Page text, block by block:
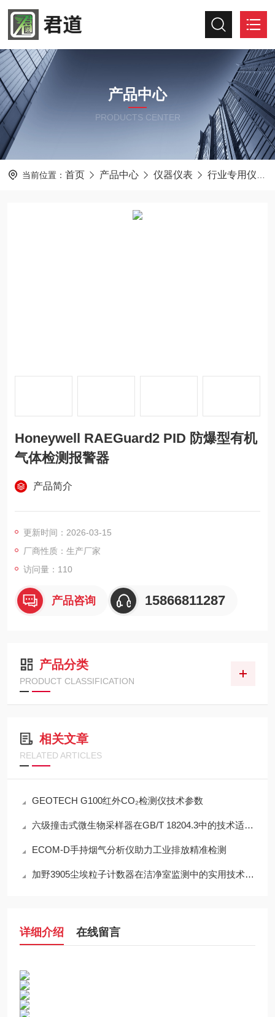
产品中心
PRODUCTS CENTER
当前位置： 首页 产品中心 仪器仪表 行业专用仪器仪表
Honeywell RAEGuard2 PID 防爆型有机
气体检测报警器
产品简介
更新时间：2026-03-15
厂商性质：生产厂家
访问量：110
产品咨询 15866811287
产品分类
PRODUCT CLASSIFICATION
相关文章
RELATED ARTICLES
GEOTECH G100红外CO₂检测仪技术参数
六级撞击式微生物采样器在GB/T 18204.3中的技术适配性分析
ECOM-D手持烟气分析仪助力工业排放精准检测
加野3905尘埃粒子计数器在洁净室监测中的实用技术解析
详细介绍 在线留言